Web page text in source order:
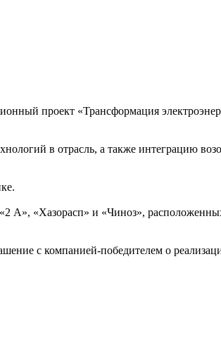
проект «Трансформация
в отрасль, а также интеграцию
А», «Хазорасп» и «Чиноз»,
с компанией-победителем о